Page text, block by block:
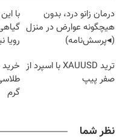
درمان زانو درد، بدون
هیچگونه عوارض در منزل
(◂پرسش‌نامه)
با
ترید XAUUSD با اسپرد از
صفر پیپ
گرم
نظر شما
روزنامه‌های صبح پنج‌شنبه